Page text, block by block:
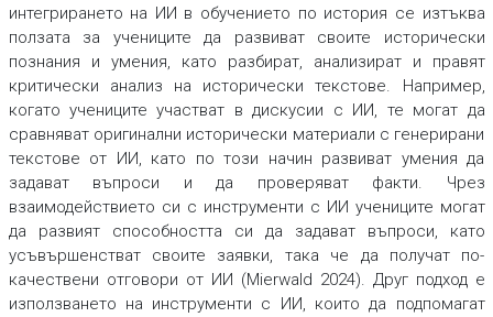
интегрирането на ИИ в обучението по история се изтъква
ползата за учениците да развиват своите исторически
познания и умения, като разбират, анализират и правят
критически анализ на исторически текстове. Например,
когато учениците участват в дискусии с ИИ, те могат да
сравняват оригинални исторически материали с генерирани
текстове от ИИ, като по този начин развиват умения да
задават въпроси и да проверяват факти. Чрез
взаимодействието си с инструменти с ИИ учениците могат
да развият способността си да задават въпроси, като
усъвършенстват своите заявки, така че да получат по-
качествени отговори от ИИ (Mierwald 2024). Друг подход е
използването на инструменти с ИИ, които да подпомагат